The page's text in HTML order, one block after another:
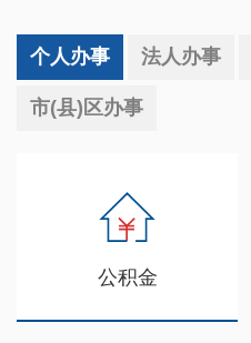
个人办事 法人办事
市(县)区办事
公积金